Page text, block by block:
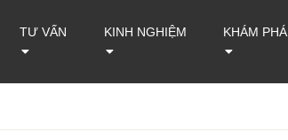
TƯ VẤN KINH NGHIỆM KHÁM PHÁ